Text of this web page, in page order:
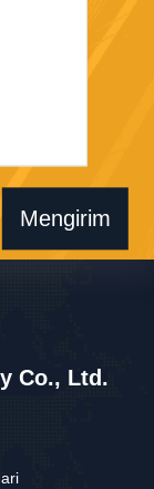
Mengirim
Co., Ltd.